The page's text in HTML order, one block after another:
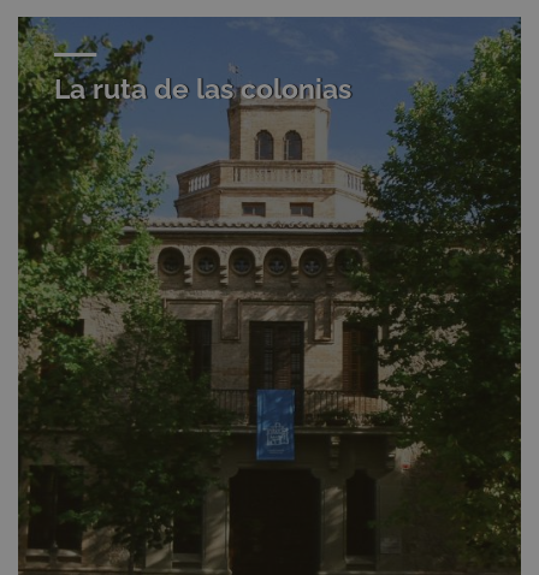
La ruta de las colonias